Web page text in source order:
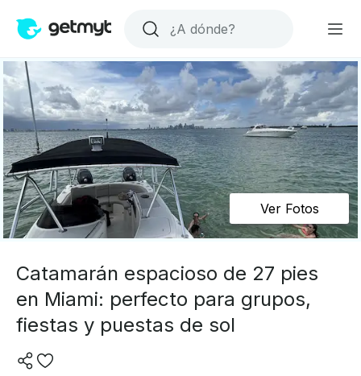
Ver Fotos
Catamarán espacioso de 27 pies
en Miami: perfecto para grupos,
fiestas y puestas de sol